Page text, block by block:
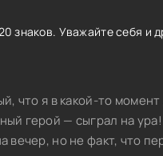
знаков. Уважайте себя и
что я в какой-то
герой — сыграл на
вечер, но не факт, что